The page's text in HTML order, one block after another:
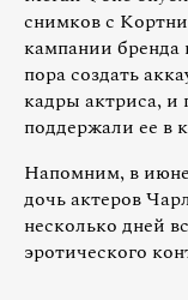
снимков с
кампании
пора создать
кадры актриса, и
поддержали ее в
Напомним, в
дочь актеров
несколько дней
эротического